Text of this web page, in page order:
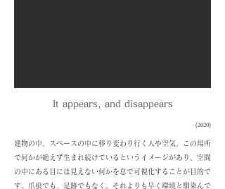
It appears, and disappears
(2020)
建物の中、スペースの中に移り変わり行く人や空気、この場所
で何かが絶えず生まれ続けているというイメージがあり、空間
の中にある目には見えない何かを息で可視化することが目的で
す。爪痕でも、足跡でもなく。それよりも早く環境と馴染んで